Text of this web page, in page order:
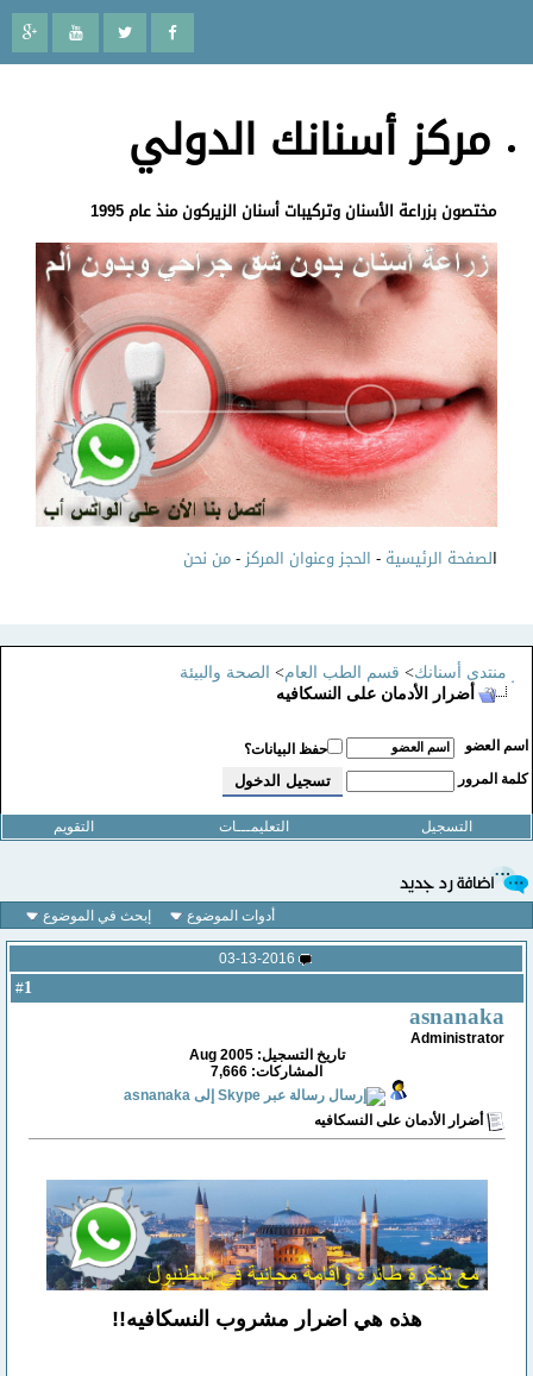
مركز أسنانك الدولي
مختصون بزراعة الأسنان وتركيبات أسنان الزيركون منذ عام 1995
لصفحة الرئيسية-الحجز وعنوان المركز-من نحن
منتدى أسنانك>قسم الطب العام>الصحة والبيئة
أضرار الأدمان على النسكافيه
اسم العضو
حفظ البيانات؟
كلمة المرور
التسجيل التعليمـــات التقويم
أدوات الموضوع إبحث في الموضوع
03-13-2016
asnanaka
Administrator
تاريخ التسجيل: Aug 2005
المشاركات: 7,666
أضرار الأدمان على النسكافيه
هذه هي اضرار مشروب النسكافيه!!